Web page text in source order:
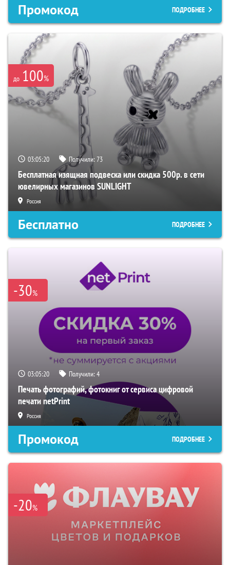
Промокод ПОДРОБНЕЕ
до 100%
03:05:19 Получили:73
Бесплатная изящная подвеска или скидка 500р. в сети
ювелирных магазинов SUNLIGHT
Россия
Бесплатно ПОДРОБНЕЕ
-30%
03:05:19 Получили:4
Печать фотографий, фотокниг от сервиса цифровой
печати netPrint
Россия
Промокод ПОДРОБНЕЕ
-20%